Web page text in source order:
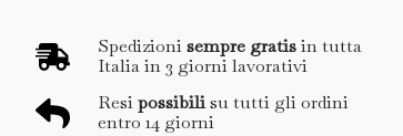
Spedizionisempre gratisin tutta
Italia in 3 giorni lavorativi
Resipossibilisu tutti gli ordini
entro 14 giorni